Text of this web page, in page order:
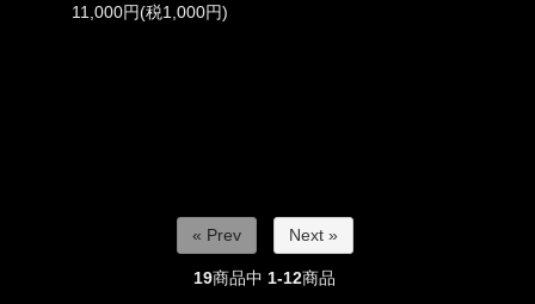
11,000円(税1,000円)
« Prev Next »
19商品中 1-12商品